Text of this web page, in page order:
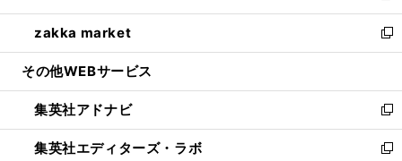
開
く
ウ
で
開
ン
ド
ウ
開
く
ウ
ィ
ン
ウ
で
開
く
し
い
ウ
ン
ド
ウ
で
zakka market
新
し
ウ
ィ
ン
ド
その他WEBサービス
集英社アドナビ
新
し
い
集英社エディターズ・ラボ 新